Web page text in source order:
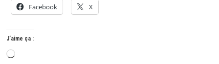
Facebook X
J’aime ça :
Chargement…